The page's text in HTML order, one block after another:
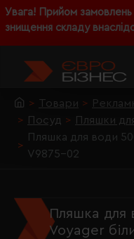
Увага! Прийом
знищення складу
Товари
Посуд
Пляшки
Пляшка для води
V9875-02
Пляшка для
Voyager